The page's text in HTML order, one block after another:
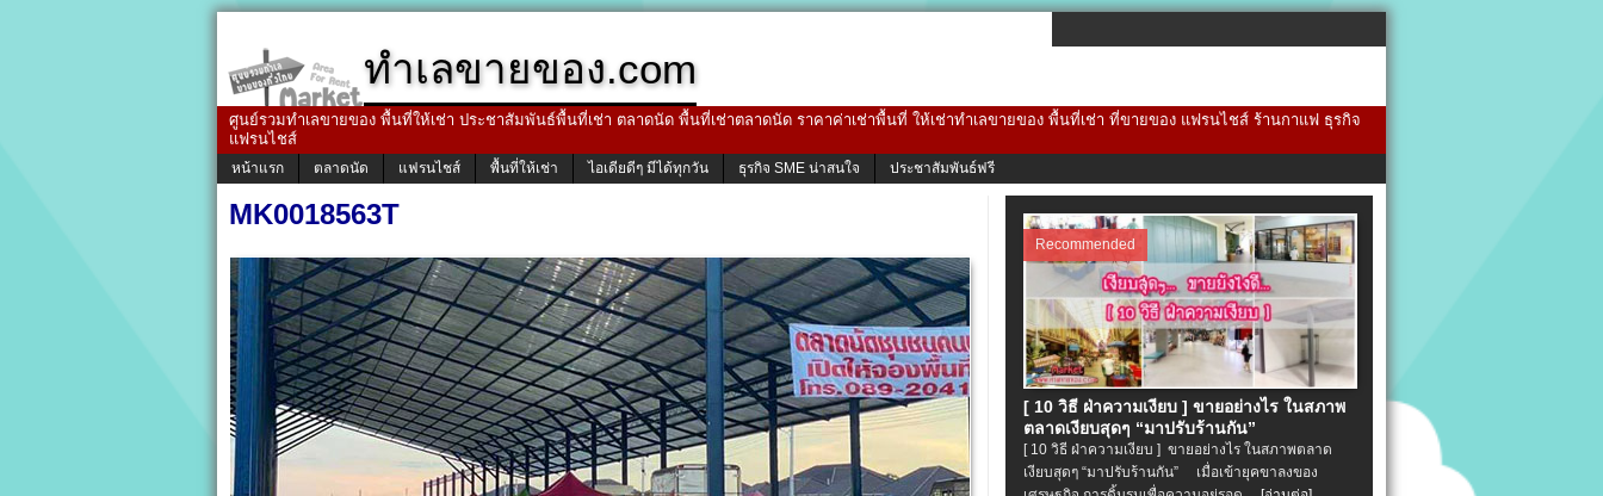
ทำเลขายของ.com
ศูนย์รวมทำเลขายของ พื้นที่ให้เช่า ประชาสัมพันธ์พื้นที่เช่า ตลาดนัด พื้นที่เช่าตลาดนัด ราคาค่าเช่าพื้นที่ ให้เช่าทำเลขายของ พื้นที่เช่า ที่ขายของ แฟรนไชส์ ร้านกาแฟ ธุรกิจ
แฟรนไชส์
หน้าแรก ตลาดนัด แฟรนไชส์ พื้นที่ให้เช่า ไอเดียดีๆ มีได้ทุกวัน ธุรกิจ SME น่าสนใจ ประชาสัมพันธ์ฟรี
MK0018563T
Recommended
[ 10 วิธี ฝ่าความเงียบ ] ขายอย่างไร ในสภาพ
ตลาดเงียบสุดๆ “มาปรับร้านกัน”
[ 10 วิธี ฝ่าความเงียบ ] ขายอย่างไร ในสภาพตลาด
เงียบสุดๆ “มาปรับร้านกัน” เมื่อเข้ายุคขาลงของ